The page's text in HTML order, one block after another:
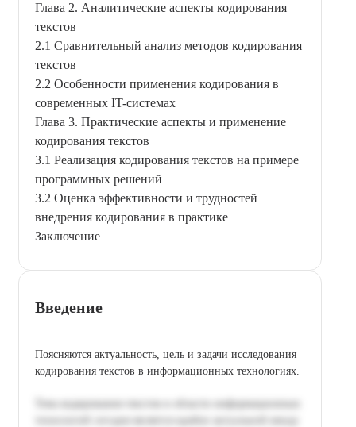
Глава 2. Аналитические аспекты кодирования
текстов
2.1 Сравнительный анализ методов кодирования
текстов
2.2 Особенности применения кодирования в
современных IT-системах
Глава 3. Практические аспекты и применение
кодирования текстов
3.1 Реализация кодирования текстов на примере
программных решений
3.2 Оценка эффективности и трудностей
внедрения кодирования в практике
Заключение
Введение
Поясняются актуальность, цель и задачи исследования
кодирования текстов в информационных технологиях.